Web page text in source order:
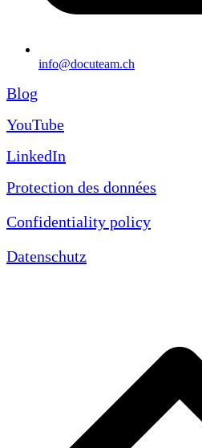
info@docuteam.ch
Blog
YouTube
LinkedIn
Protection des données
Confidentiality policy
Datenschutz